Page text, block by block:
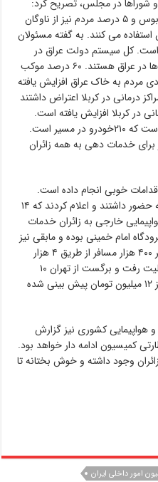
شوراها در مجلس، تصریح کرد:
تقریبا ۲۵ درصد مردم نیز از قطار و اتوبوس و ۵ درصد مردم نیز از ناوگان
می کنند. به گفته مسئولان
کل سیستم دولت عراق در
خدمت زائران است. ۴۰ درصد موکب ها در عراق هستند. ۶۰ درصد موکب
مردم به خاک عراق افزایش یافته
در کربلا اعتراض داشتند
امسال به ۱۷مرکز درمانی در کربلا افزایش یافته است.
حدود ۳۰۰ خودرو امدادی اعزام شده است که ۲۱۰خودرو در مسیر است.
برای خدمات دهی به همه زائران
خوبی انجام داده است.
مدیرفرودگاه امام خمینی نیز در جلسه حضور داشتند و اعلام کردند که ۱۴
داخلی و ۲ شرکت هواپیمایی خارجی به زائران خدمات
ها از فرودگاه امام خمینی بوده و مابقی نیز
از فرودگاه سایر استان ها است. بالغ بر ۴۰۰ هزار مسافر از طریق ۴ هزار
پرواز انتقال داده خواهند شد. قیمت بلیت رفت و برگست از تهران ۱۰
میلیون تومان و برای سایر استان ها نیز ۱۲ میلیون تومان پیش بینی شده
هواپیمایی کشوری نیز گزارش
کمیسیون ادامه دار خواهد بود.
وجود داشته و خوش بختانه تا
امور داخلی ایران